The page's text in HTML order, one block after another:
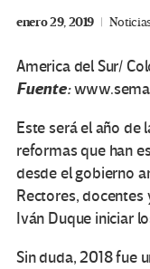
enero 29, 2019
America del Sur/
Fuente:
Este será el año de
reformas que han
desde el gobierno
Rectores, docentes
Iván Duque iniciar
Sin duda, 2018 fue